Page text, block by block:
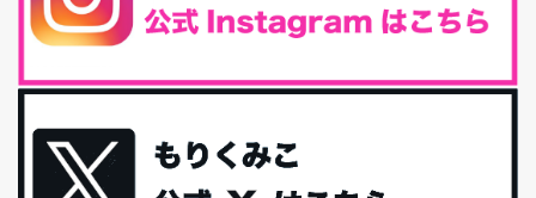
iHerb特大セール終了間近！みんな何買う？
最近お風呂上がりの炭酸水をシリカシリカにしているんだけど確か
今回は、最近毎回定期的に購入している「楽天ふるさと納税」の返
礼品トップ５を紹介します。今までいろ...
更年期を穏やかに乗りきるために今できる５つのこと。